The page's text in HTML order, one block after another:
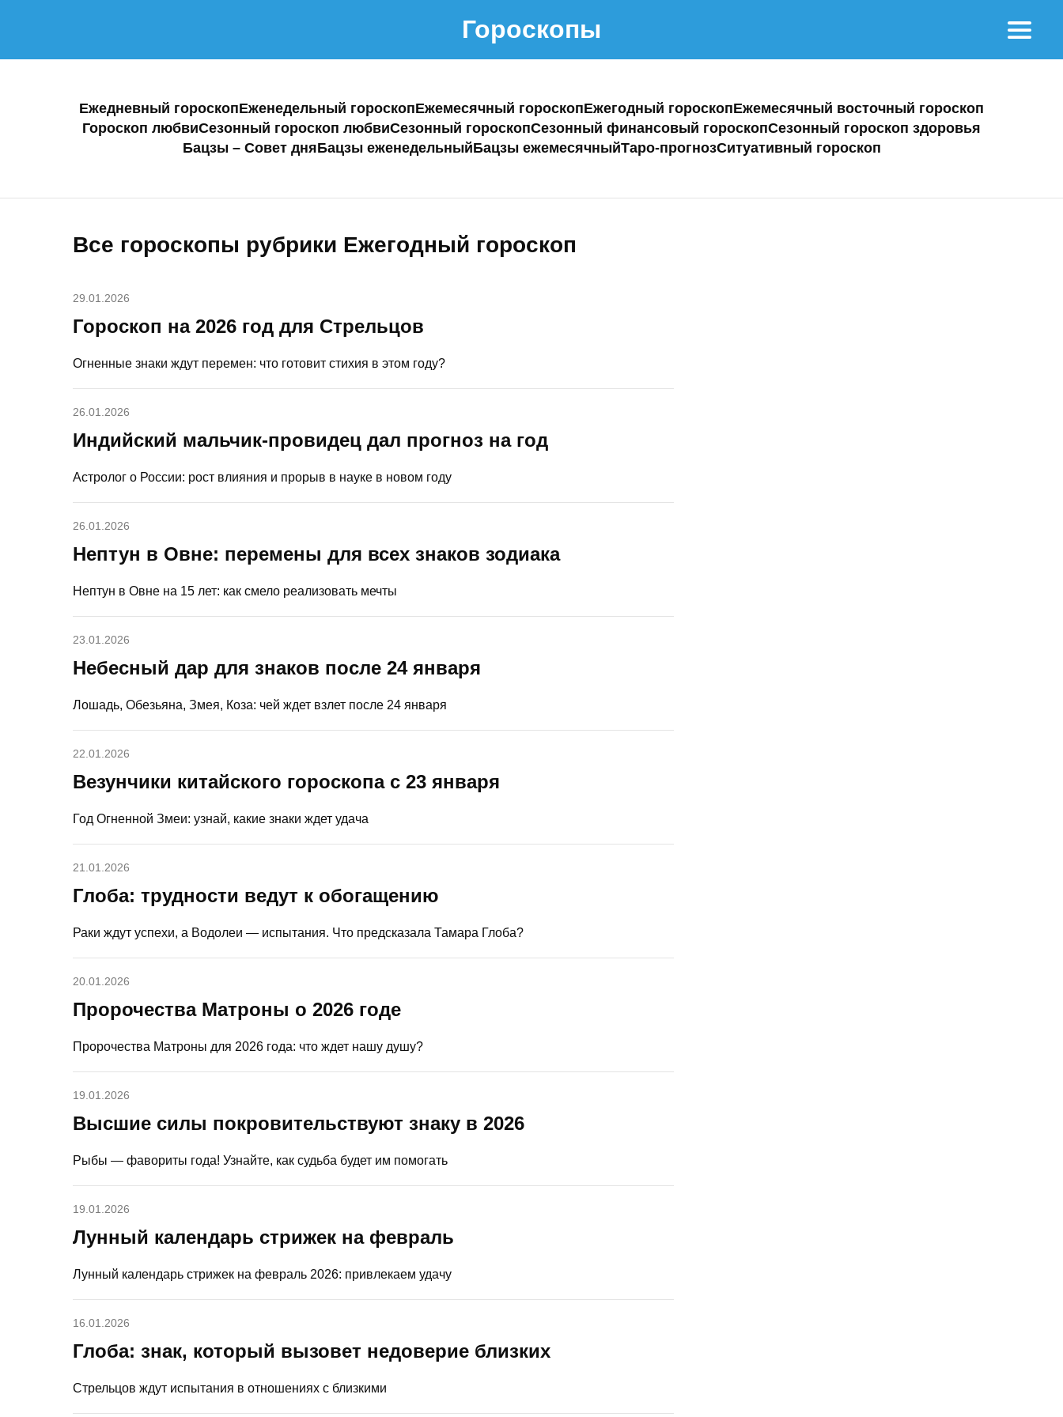
Гороскопы
Ежедневный гороскопЕженедельный гороскопЕжемесячный гороскопЕжегодный гороскопЕжемесячный восточный гороскоп
Гороскоп любвиСезонный гороскоп любвиСезонный гороскопСезонный финансовый гороскопСезонный гороскоп здоровья
Бацзы – Совет дняБацзы еженедельныйБацзы ежемесячныйТаро-прогнозСитуативный гороскоп
Все гороскопы рубрики Ежегодный гороскоп
29.01.2026
Гороскоп на 2026 год для Стрельцов
Огненные знаки ждут перемен: что готовит стихия в этом году?
26.01.2026
Индийский мальчик-провидец дал прогноз на год
Астролог о России: рост влияния и прорыв в науке в новом году
26.01.2026
Нептун в Овне: перемены для всех знаков зодиака
Нептун в Овне на 15 лет: как смело реализовать мечты
23.01.2026
Небесный дар для знаков после 24 января
Лошадь, Обезьяна, Змея, Коза: чей ждет взлет после 24 января
22.01.2026
Везунчики китайского гороскопа с 23 января
Год Огненной Змеи: узнай, какие знаки ждет удача
21.01.2026
Глоба: трудности ведут к обогащению
Раки ждут успехи, а Водолеи — испытания. Что предсказала Тамара Глоба?
20.01.2026
Пророчества Матроны о 2026 годе
Пророчества Матроны для 2026 года: что ждет нашу душу?
19.01.2026
Высшие силы покровительствуют знаку в 2026
Рыбы — фавориты года! Узнайте, как судьба будет им помогать
19.01.2026
Лунный календарь стрижек на февраль
Лунный календарь стрижек на февраль 2026: привлекаем удачу
16.01.2026
Глоба: знак, который вызовет недоверие близких
Стрельцов ждут испытания в отношениях с близкими